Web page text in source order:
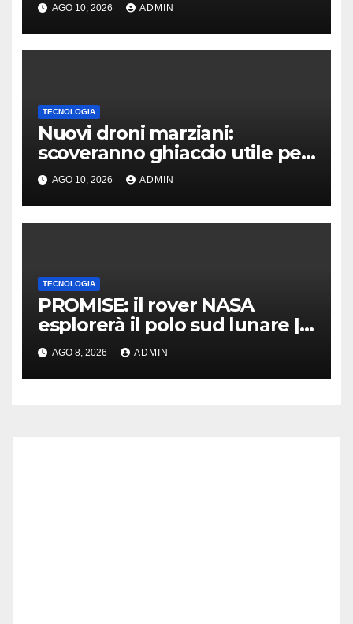
AGO 10, 2026 ADMIN
TECNOLOGIA
Nuovi droni marziani:
scoveranno ghiaccio utile per
la colonizzazione
AGO 10, 2026 ADMIN
TECNOLOGIA
PROMISE: il rover NASA
esplorerà il polo sud lunare |
Cosa sappiamo
AGO 8, 2026 ADMIN